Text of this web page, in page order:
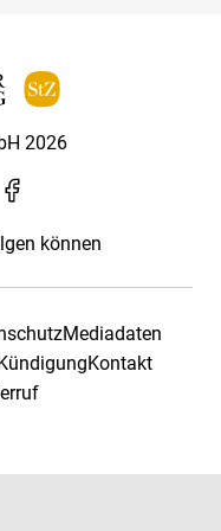
2026
können
Mediadaten
Kontakt